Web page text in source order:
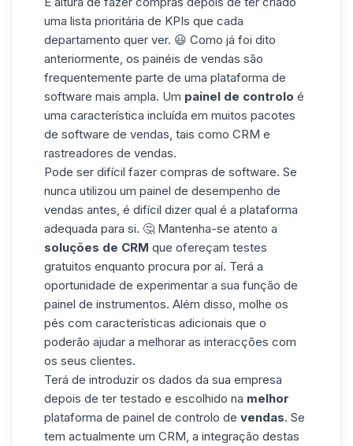
uma lista prioritária de KPIs que cada
departamento quer ver. 😃 Como já foi dito
anteriormente, os painéis de vendas são
frequentemente parte de uma plataforma de
software mais ampla. Um painel de controlo é
uma característica incluída em muitos pacotes
de software de vendas, tais como CRM e
rastreadores de vendas.
Pode ser difícil fazer compras de software. Se
nunca utilizou um painel de desempenho de
vendas antes, é difícil dizer qual é a plataforma
adequada para si. 🤔 Mantenha-se atento a
soluções de CRM que ofereçam testes
gratuitos enquanto procura por aí. Terá a
oportunidade de experimentar a sua função de
painel de instrumentos. Além disso, molhe os
pés com características adicionais que o
poderão ajudar a melhorar as interacções com
os seus clientes.
Terá de introduzir os dados da sua empresa
depois de ter testado e escolhido na melhor
plataforma de painel de controlo de vendas. Se
tem actualmente um CRM, a integração destas